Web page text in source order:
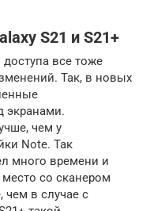
S21 и S21+
все тоже
Так, в новых
экранами.
чем у
Note. Так
много времени и
со сканером
чем в случае с